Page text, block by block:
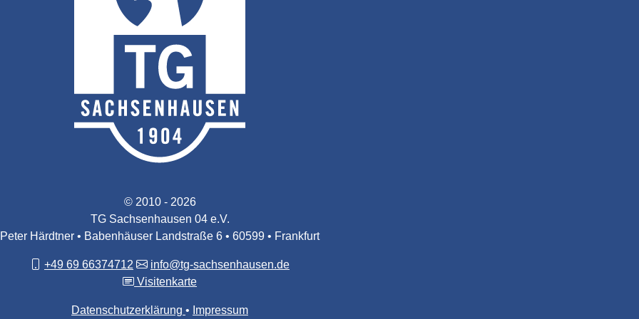
© 2010 - 2026
TG Sachsenhausen 04 e.V.
Peter Härdtner • Babenhäuser Landstraße 6 • 60599 • Frankfurt
+49 69 66374712
info@tg-sachsenhausen.de
Visitenkarte
Datenschutzerklärung Impressum